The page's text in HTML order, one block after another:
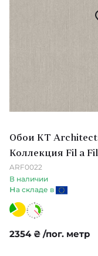
UGEPA
W
Wallquest
Z
Japandi &
Archive IV
Archive III
Artifact
Обои KT
Коллекция Fil a Fil
ARF0022
В наличии
на складе в
2354 ₴ /пог. метр